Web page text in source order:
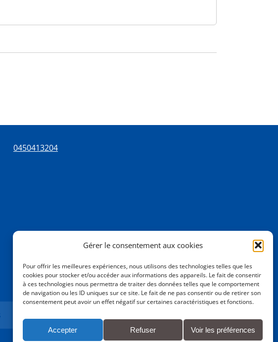
Gérer le consentement aux cookies
Pour offrir les meilleures expériences, nous utilisons des technologies telles que les
cookies pour stocker et/ou accéder aux informations des appareils. Le fait de consentir
à ces technologies nous permettra de traiter des données telles que le comportement
de navigation ou les ID uniques sur ce site. Le fait de ne pas consentir ou de retirer son
consentement peut avoir un effet négatif sur certaines caractéristiques et fonctions.
Accepter Refuser Voir les préférences
0450413204